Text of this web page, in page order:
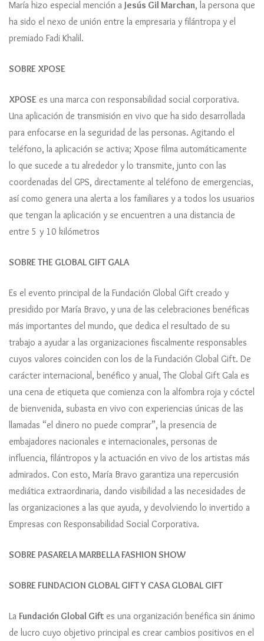
María hizo especial mención a Jesús Gil Marchan, la persona que
ha sido el nexo de unión entre la empresaria y filántropa y el
premiado Fadi Khalil.
SOBRE XPOSE
XPOSE es una marca con responsabilidad social corporativa.
Una aplicación de transmisión en vivo que ha sido desarrollada
para enfocarse en la seguridad de las personas. Agitando el
teléfono, la aplicación se activa; Xpose filma automáticamente
lo que sucede a tu alrededor y lo transmite, junto con las
coordenadas del GPS, directamente al teléfono de emergencias,
así como genera una alerta a los familiares y a todos los usuarios
que tengan la aplicación y se encuentren a una distancia de
entre 5 y 10 kilómetros
SOBRE THE GLOBAL GIFT GALA
Es el evento principal de la Fundación Global Gift creado y
presidido por María Bravo, y una de las celebraciones benéficas
más importantes del mundo, que dedica el resultado de su
trabajo a ayudar a las organizaciones fiscalmente responsables
cuyos valores coinciden con los de la Fundación Global Gift. De
carácter internacional, benéfico y anual, The Global Gift Gala es
una cena de etiqueta que comienza con la alfombra roja y cóctel
de bienvenida, subasta en vivo con experiencias únicas de las
llamadas “el dinero no puede comprar”, la presencia de
embajadores nacionales e internacionales, personas de
influencia, filántropos y la actuación en vivo de los artistas más
admirados. Con esto, María Bravo garantiza una repercusión
mediática extraordinaria, dando visibilidad a las necesidades de
las organizaciones a las que ayuda, y devolviendo lo invertido a
Empresas con Responsabilidad Social Corporativa.
SOBRE PASARELA MARBELLA FASHION SHOW
SOBRE FUNDACION GLOBAL GIFT Y CASA GLOBAL GIFT
La Fundación Global Gift es una organización benéfica sin ánimo
de lucro cuyo objetivo principal es crear cambios positivos en el